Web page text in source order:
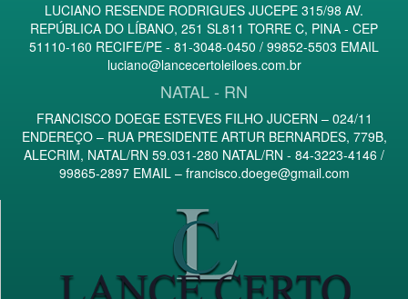
LUCIANO RESENDE RODRIGUES JUCEPE 315/98 AV.
REPÚBLICA DO LÍBANO, 251 SL811 TORRE C, PINA - CEP
51110-160 RECIFE/PE - 81-3048-0450 / 99852-5503 EMAIL
luciano@lancecertoleiloes.com.br
NATAL - RN
FRANCISCO DOEGE ESTEVES FILHO JUCERN – 024/11
ENDEREÇO – RUA PRESIDENTE ARTUR BERNARDES, 779B,
ALECRIM, NATAL/RN 59.031-280 NATAL/RN - 84-3223-4146 /
99865-2897 EMAIL – francisco.doege@gmail.com